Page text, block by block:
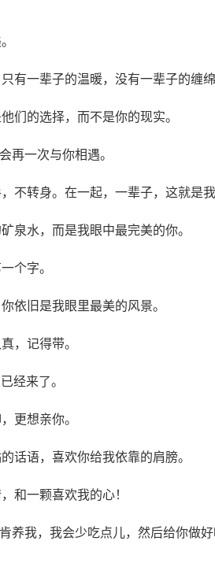
有一辈子的温暖，没有一辈子的缠绵
们的选择，而不是你的现实。
再一次与你相遇。
不转身。在一起，一辈子，这就是我
泉水，而是我眼中最完美的你。
个字。
依旧是我眼里最美的风景。
，记得带。
经来了。
更想亲你。
话语，喜欢你给我依靠的肩膀。
和一颗喜欢我的心！
养我，我会少吃点儿，然后给你做